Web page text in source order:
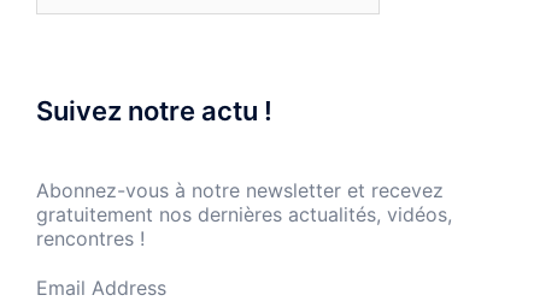
Suivez notre actu !
Abonnez-vous à notre newsletter et recevez
gratuitement nos dernières actualités, vidéos,
rencontres !
Email Address